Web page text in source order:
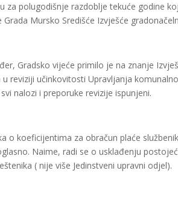
za polugodišnje razdoblje tekuće godine
Grada Mursko Središće Izvješće
Gradsko vijeće primilo je na znanje
u reviziji učinkovitosti Upravljanja
nalozi i preporuke revizije ispunjeni.
o koeficijentima za obračun plaće
Naime, radi se o usklađenju
( nije više Jedinstveni upravni odjel).